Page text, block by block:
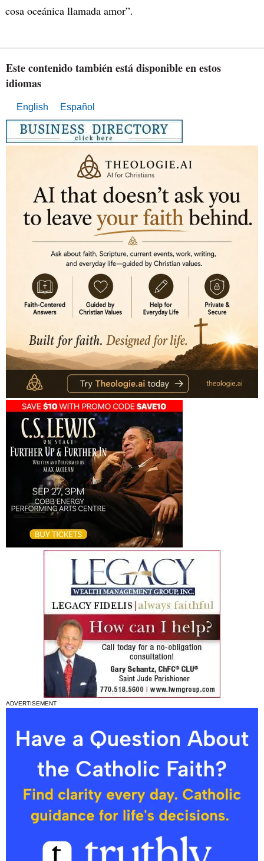
cosa oceánica llamada amor”.
Este contenido también está disponible en estos
idiomas
English Español
ADVERTISEMENT